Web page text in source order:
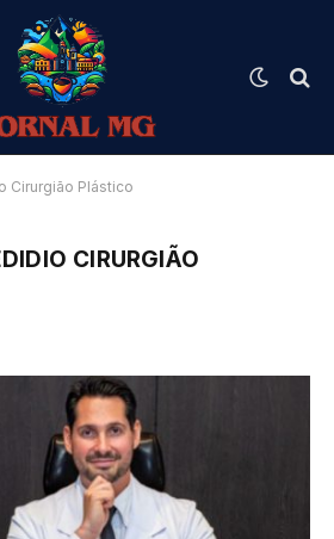
Cirurgião Plástico
CIRURGIÃO